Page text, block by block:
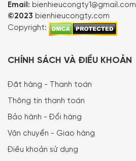
Email: bienhieucongty1@gmail.com
©2023 bienhieucongty.com
Copyright:
CHÍNH SÁCH VÀ ĐIỀU KHOẢN
Đặt hàng - Thanh toán
Thông tin thanh toán
Bảo hành - Đổi hàng
Vận chuyển - Giao hàng
Điều khoản sử dụng